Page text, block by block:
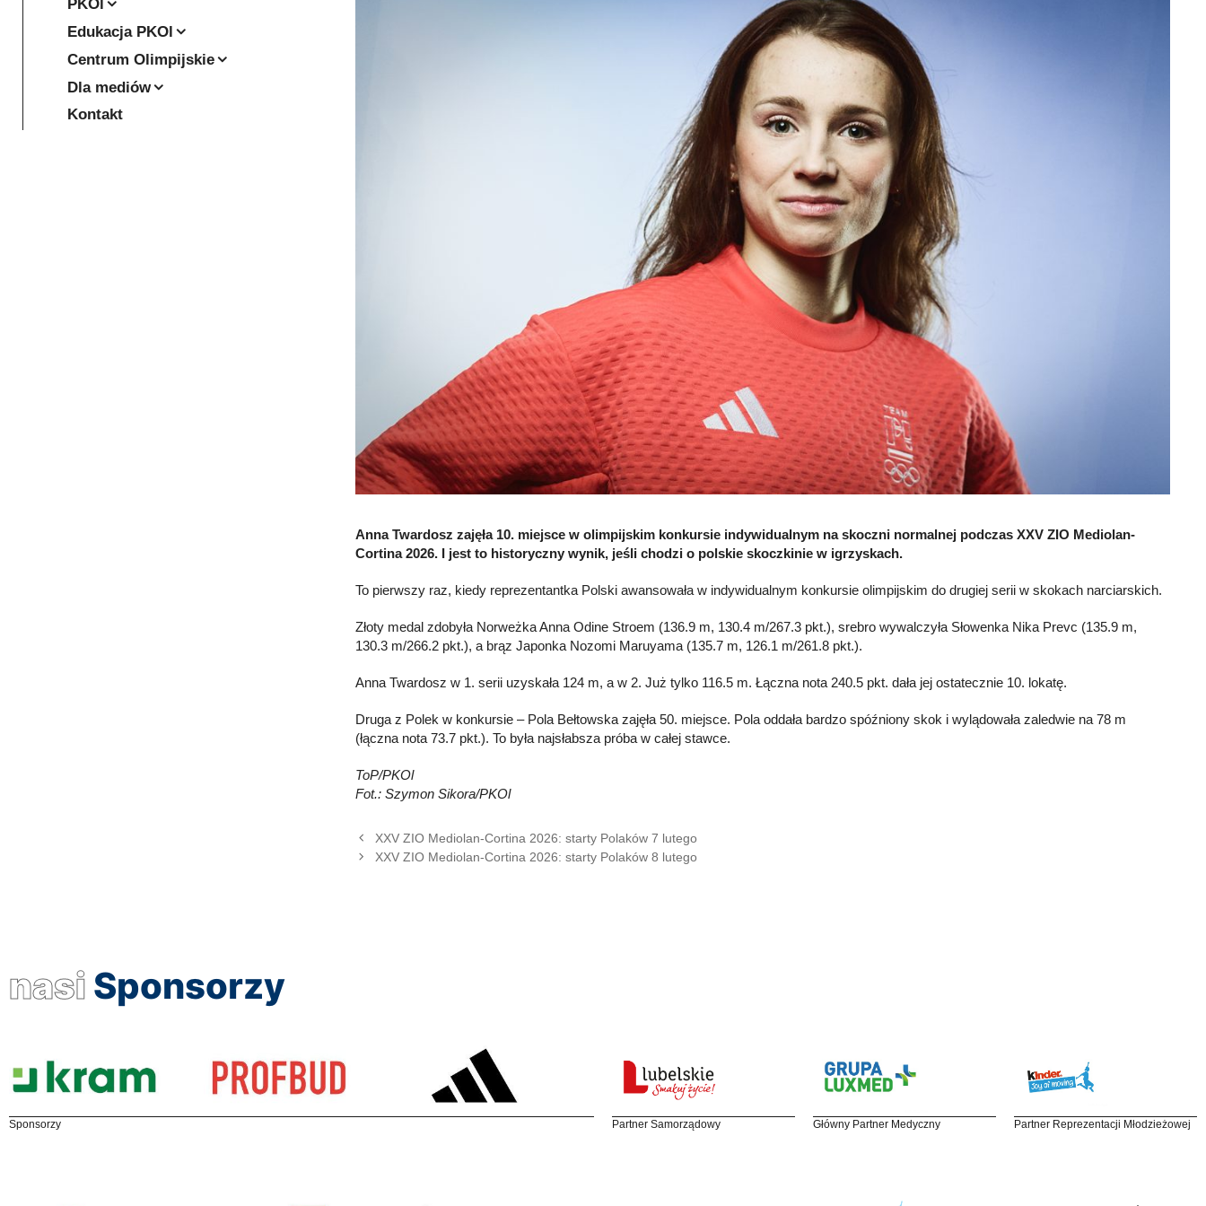
Anna Twardosz zajęła 10. miejsce w olimpijskim konkursie indywidualnym na skoczni normalnej podczas XXV ZIO Mediolan-
Cortina 2026. I jest to historyczny wynik, jeśli chodzi o polskie skoczkinie w igrzyskach.
To pierwszy raz, kiedy reprezentantka Polski awansowała w indywidualnym konkursie olimpijskim do drugiej serii w skokach narciarskich.
Złoty medal zdobyła Norweżka Anna Odine Stroem (136.9 m, 130.4 m/267.3 pkt.), srebro wywalczyła Słowenka Nika Prevc (135.9 m,
130.3 m/266.2 pkt.), a brąz Japonka Nozomi Maruyama (135.7 m, 126.1 m/261.8 pkt.).
Anna Twardosz w 1. serii uzyskała 124 m, a w 2. Już tylko 116.5 m. Łączna nota 240.5 pkt. dała jej ostatecznie 10. lokatę.
Druga z Polek w konkursie – Pola Bełtowska zajęła 50. miejsce. Pola oddała bardzo spóźniony skok i wylądowała zaledwie na 78 m
(łączna nota 73.7 pkt.). To była najsłabsza próba w całej stawce.
ToP/PKOl
Fot.: Szymon Sikora/PKOl
XXV ZIO Mediolan-Cortina 2026: starty Polaków 7 lutego
XXV ZIO Mediolan-Cortina 2026: starty Polaków 8 lutego
PKOl
Edukacja PKOl
Centrum Olimpijskie
Dla mediów
Kontakt
nasi Sponsorzy
Sponsorzy Partner Samorządowy Główny Partner Medyczny Partner Reprezentacji Młodzieżowej